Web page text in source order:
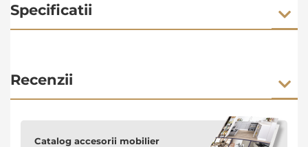
Specificatii
Recenzii
Catalog accesorii mobilier